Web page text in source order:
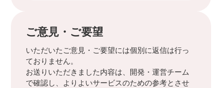
ご意見・ご要望
いただいたご意見・ご要望には個別に返信は行っ
ておりません。
お送りいただきました内容は、開発・運営チーム
で確認し、よりよいサービスのための参考とさせ